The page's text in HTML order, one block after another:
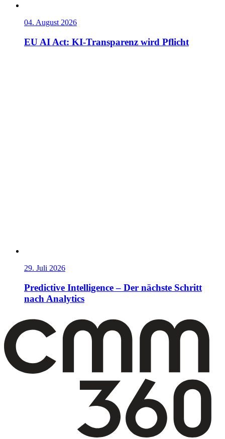
04. August 2026
EU AI Act: KI-Transparenz wird Pflicht
29. Juli 2026
Predictive Intelligence – Der nächste Schritt
nach Analytics